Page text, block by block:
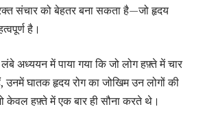
संचार को बेहतर बना सकता है—जो हृदय
है।
अध्ययन में पाया गया कि जो लोग हफ़्ते में चार
उनमें घातक हृदय रोग का जोखिम उन लोगों की
केवल हफ़्ते में एक बार ही सौना करते थे।